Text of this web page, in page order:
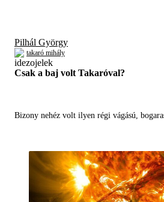
Pilhál György
takaró mihály
Csak a baj volt Takaróval?
Bizony nehéz volt ilyen régi vágású,